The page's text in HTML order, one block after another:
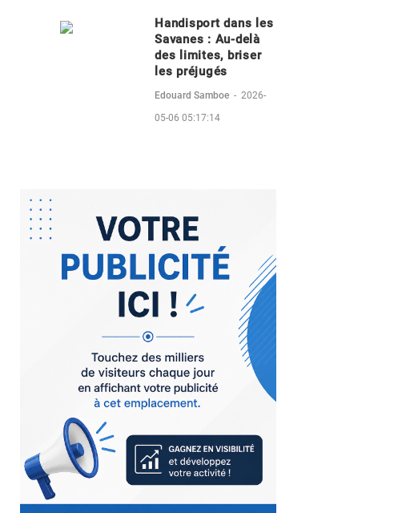
Handisport dans les
Savanes : Au-delà
des limites, briser
les préjugés
Edouard Samboe - 2026-
05-06 05:17:14